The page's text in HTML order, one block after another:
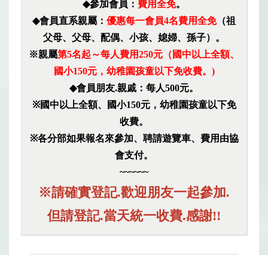
◆參加會員： 費用全免。
◆會員直系親屬： 優惠每一會員4名費用全免（祖
父母、父母、配偶、小孩、媳婦、孫子）。
※親屬第5名起 ～每人費用250元 （ 國中以上全額、
國小150元，幼稚園孩童以下免收費。 )
◆會員朋友.親戚：每人500元。
※國中以上全額、國小150元，幼稚園孩童以下免
收費。
※各分部如果報名來參加、聘請遊覽車、費用由協
會支付。
~~~~~~
※請確實登記.歡迎朋友一起參加.
但請登記.當天統一收費.感謝!!